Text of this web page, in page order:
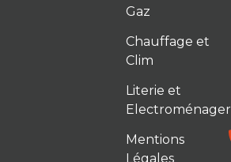
Gaz
Chauffage et
Clim
Literie et
Electroménager
Mentions
Légales